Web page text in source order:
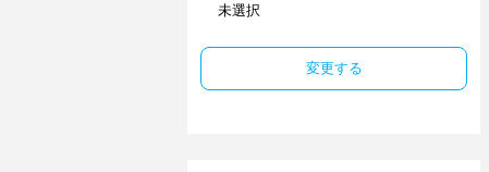
未選択
変更する